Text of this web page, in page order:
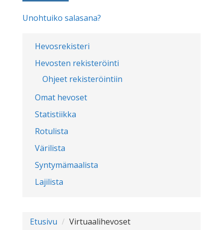
Hevosrekisteri
Hevosten rekisteröinti
Ohjeet rekisteröintiin
Omat hevoset
Statistiikka
Rotulista
Värilista
Syntymämaalista
Lajilista
Unohtuiko salasana?
Etusivu Virtuaalihevoset